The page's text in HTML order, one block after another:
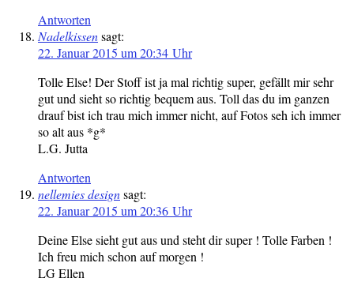
Antworten
Nadelkissensagt:
22. Januar 2015 um 20:34 Uhr
Tolle Else! Der Stoff ist ja mal richtig super, gefällt mir sehr
gut und sieht so richtig bequem aus. Toll das du im ganzen
drauf bist ich trau mich immer nicht, auf Fotos seh ich immer
so alt aus *g*
L.G. Jutta
Antworten
nellemies designsagt:
22. Januar 2015 um 20:36 Uhr
Deine Else sieht gut aus und steht dir super ! Tolle Farben !
Ich freu mich schon auf morgen !
LG Ellen